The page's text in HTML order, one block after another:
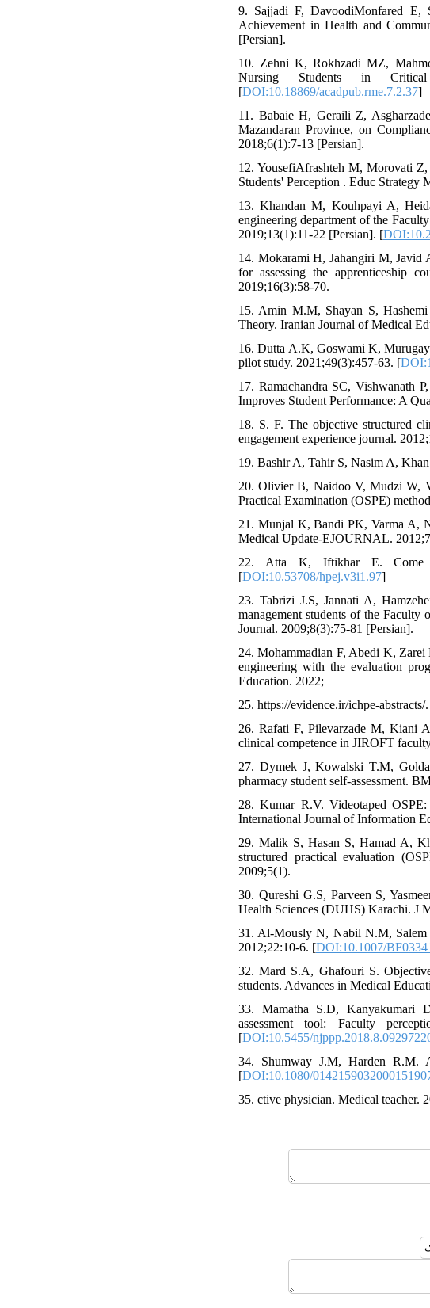
9. Sajjadi F, DavoodiMonfared E,
Achievement in Health and
[Persian].
10. Zehni K, Rokhzadi MZ,
Nursing Students in
[DOI:10.18869/acadpub.rme.7.2.37]
11. Babaie H, Geraili Z,
Mazandaran Province, on
2018;6(1):7-13 [Persian].
12. YousefiAfrashteh M, Morovati
Students' Perception . Educ Strategy
13. Khandan M, Kouhpayi A,
engineering department of the
2019;13(1):11-22 [Persian]. [
14. Mokarami H, Jahangiri M,
for assessing the apprenticeship
2019;16(3):58-70.
15. Amin M.M, Shayan S,
Theory. Iranian Journal of Medical
16. Dutta A.K, Goswami K,
pilot study. 2021;49(3):457-63. [
17. Ramachandra SC, Vishwanath
Improves Student Performance: A
18. S. F. The objective structured
engagement experience journal.
19. Bashir A, Tahir S, Nasim A, Khan
20. Olivier B, Naidoo V, Mudzi W,
Practical Examination (OSPE)
21. Munjal K, Bandi PK, Varma A,
Medical Update-EJOURNAL.
22. Atta K, Iftikhar E. Come
[DOI:10.53708/hpej.v3i1.97]
23. Tabrizi J.S, Jannati A,
management students of the
Journal. 2009;8(3):75-81 [Persian].
24. Mohammadian F, Abedi K, Zarei
engineering with the evaluation
Education. 2022;
25. https://evidence.ir/ichpe-abstracts/.
26. Rafati F, Pilevarzade M, Kiani
clinical competence in JIROFT
27. Dymek J, Kowalski T.M,
pharmacy student self-assessment.
28. Kumar R.V. Videotaped
International Journal of Information
29. Malik S, Hasan S, Hamad A,
structured practical evaluation
2009;5(1).
30. Qureshi G.S, Parveen S,
Health Sciences (DUHS) Karachi. J
31. Al-Mously N, Nabil N.M, Salem
2012;22:10-6. [DOI:10.1007/
32. Mard S.A, Ghafouri S.
students. Advances in Medical
33. Mamatha S.D, Kanyakumari
assessment tool: Faculty
[DOI:10.5455/
34. Shumway J.M, Harden R.M.
[DOI:10.1080/
35. ctive physician. Medical teacher.